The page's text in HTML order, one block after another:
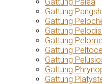
Gattung
Gattung
Gattung
Gattung
Gattung
Gattung
Gattung
Gattung